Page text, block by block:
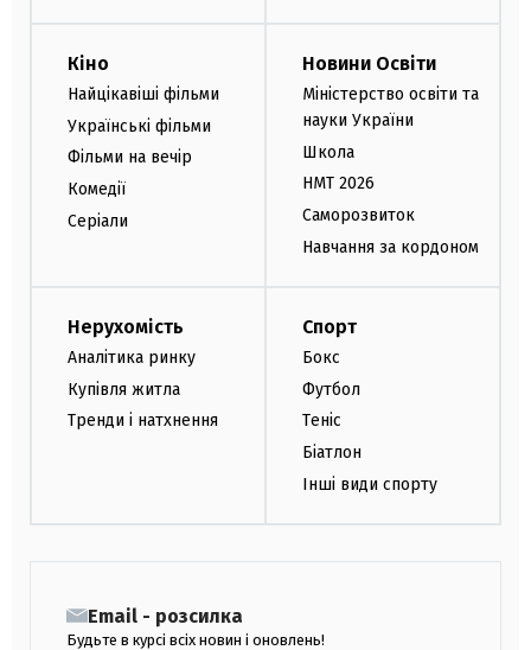
Кіно
Найцікавіші фільми
Українські фільми
Фільми на вечір
Комедії
Серіали
Новини Освіти
Міністерство освіти та
науки України
Школа
НМТ 2026
Саморозвиток
Навчання за кордоном
Нерухомість
Аналітика ринку
Купівля житла
Тренди і натхнення
Спорт
Бокс
Футбол
Теніс
Біатлон
Інші види спорту
Email - розсилка
Будьте в курсі всіх новин і оновлень!